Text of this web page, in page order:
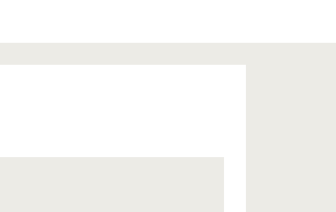
BTU & Region erleben